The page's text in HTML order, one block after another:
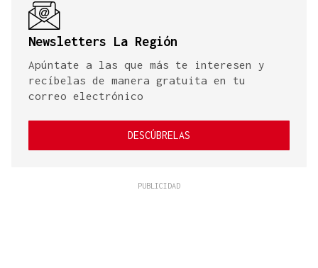
Newsletters La Región
Apúntate a las que más te interesen y
recíbelas de manera gratuita en tu
correo electrónico
DESCÚBRELAS